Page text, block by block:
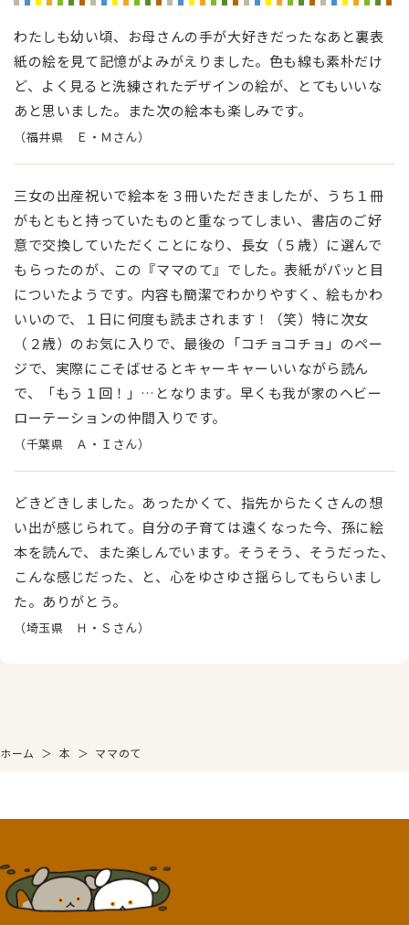
わたしも幼い頃、お母さんの手が大好きだったなあと裏表
紙の絵を見て記憶がよみがえりました。色も線も素朴だけ
ど、よく見ると洗練されたデザインの絵が、とてもいいな
あと思いました。また次の絵本も楽しみです。
（福井県 Ｅ・Ｍさん）
三女の出産祝いで絵本を３冊いただきましたが、うち１冊
がもともと持っていたものと重なってしまい、書店のご好
意で交換していただくことになり、長女（５歳）に選んで
もらったのが、この『ママのて』でした。表紙がパッと目
についたようです。内容も簡潔でわかりやすく、絵もかわ
いいので、１日に何度も読まされます！（笑）特に次女
（２歳）のお気に入りで、最後の「コチョコチョ」のペー
ジで、実際にこそばせるとキャーキャーいいながら読ん
で、「もう１回！」…となります。早くも我が家のヘビー
ローテーションの仲間入りです。
（千葉県 Ａ・Ｉさん）
どきどきしました。あったかくて、指先からたくさんの想
い出が感じられて。自分の子育ては遠くなった今、孫に絵
本を読んで、また楽しんでいます。そうそう、そうだった、
こんな感じだった、と、心をゆさゆさ揺らしてもらいまし
た。ありがとう。
（埼玉県 Ｈ・Ｓさん）
ホーム ＞ 本 ＞ ママのて